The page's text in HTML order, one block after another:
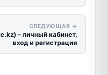
СЛЕДУЮЩАЯ →
– личный кабинет,
вход и регистрация